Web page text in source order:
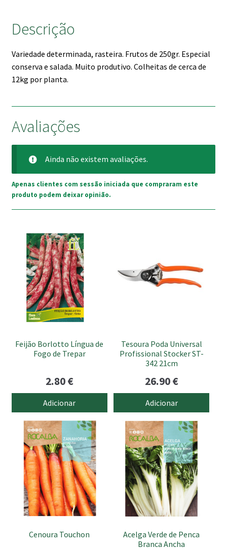
Descrição
Variedade determinada, rasteira. Frutos de 250gr. Especial
conserva e salada. Muito produtivo. Colheitas de cerca de
12kg por planta.
Avaliações
Ainda não existem avaliações.
Apenas clientes com sessão iniciada que compraram este
produto podem deixar opinião.
Feijão Borlotto Língua de
Fogo de Trepar
2.80€
Adicionar
Tesoura Poda Universal
Profissional Stocker ST-
342 21cm
26.90€
Adicionar
Cenoura Touchon
Acelga Verde de Penca
Branca Ancha